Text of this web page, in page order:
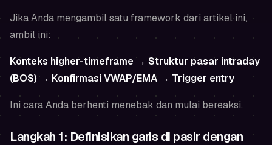
Jika Anda mengambil satu framework dari artikel ini,
ambil ini:
Konteks higher-timeframe → Struktur pasar intraday
(BOS) → Konfirmasi VWAP/EMA → Trigger entry
Ini cara Anda berhenti menebak dan mulai bereaksi.
Langkah 1: Definisikan garis di pasir dengan